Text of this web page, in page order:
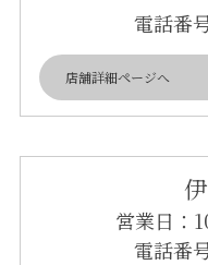
電話番
店舗詳細ページへ
営業日：
電話番